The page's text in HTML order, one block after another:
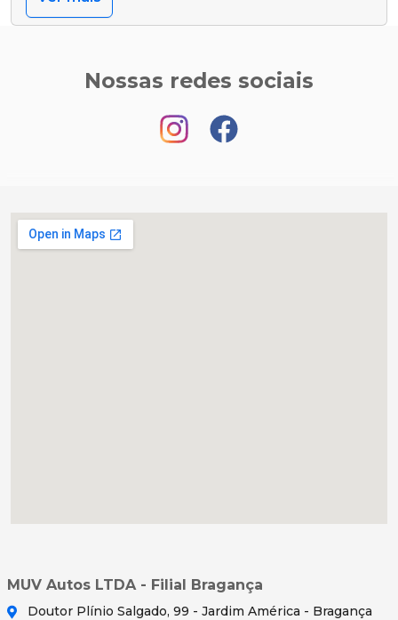
Nossas redes sociais
MUV Autos LTDA - Filial Bragança
Doutor Plínio Salgado, 99 - Jardim América - Bragança